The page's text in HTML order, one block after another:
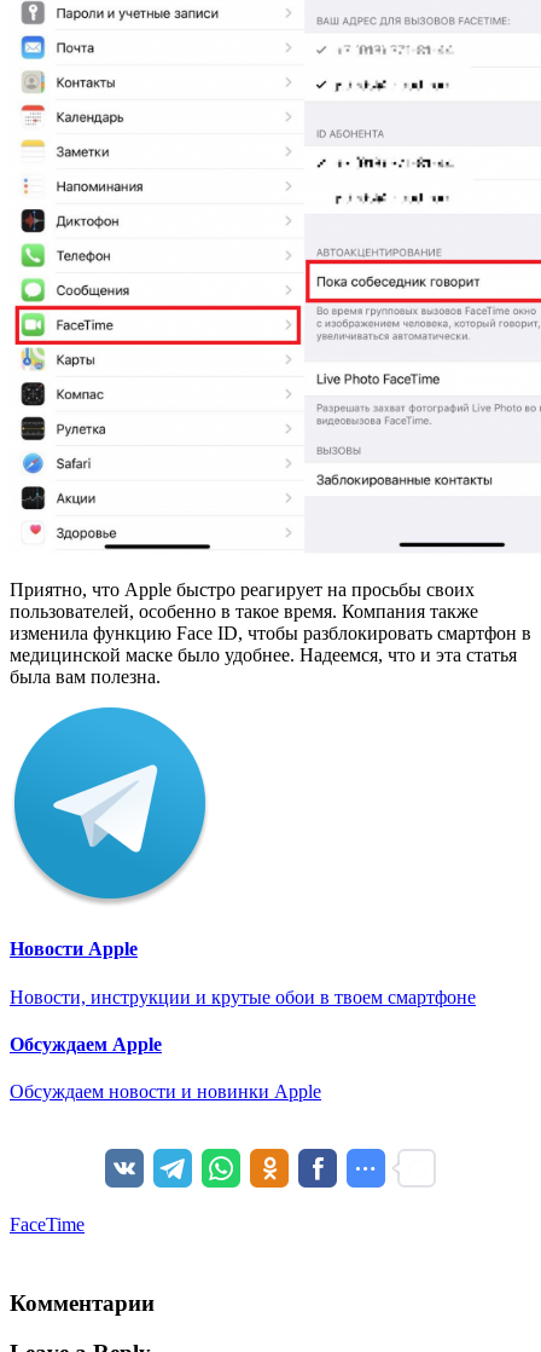
Приятно, что Apple быстро реагирует на просьбы своих
пользователей, особенно в такое время. Компания также
изменила функцию Face ID, чтобы разблокировать смартфон в
медицинской маске было удобнее. Надеемся, что и эта статья
была вам полезна.
Новости Apple
Новости, инструкции и крутые обои в твоем смартфоне
Обсуждаем Apple
Обсуждаем новости и новинки Apple
FaceTime
Комментарии